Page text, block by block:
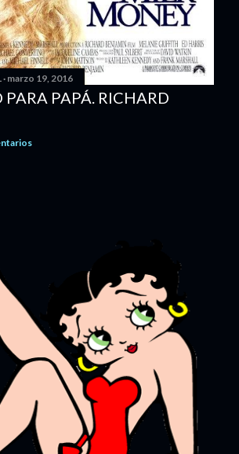
marzo 19, 2016
PARA PAPÁ. RICHARD